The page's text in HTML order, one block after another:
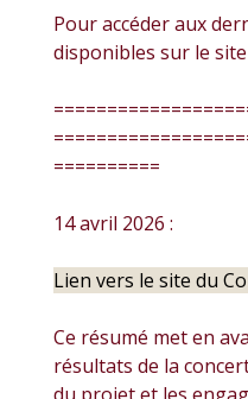
Pour accéder aux
disponibles sur le
==========
14 avril 2026 :
Lien vers le site du
Ce résumé met en
résultats de la